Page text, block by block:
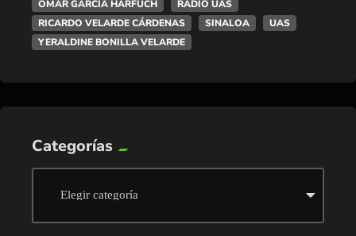
OMAR GARCÍA HARFUCH
RADIO UAS
RICARDO VELARDE CÁRDENAS
SINALOA
UAS
YERALDINE BONILLA VELARDE
Categorías